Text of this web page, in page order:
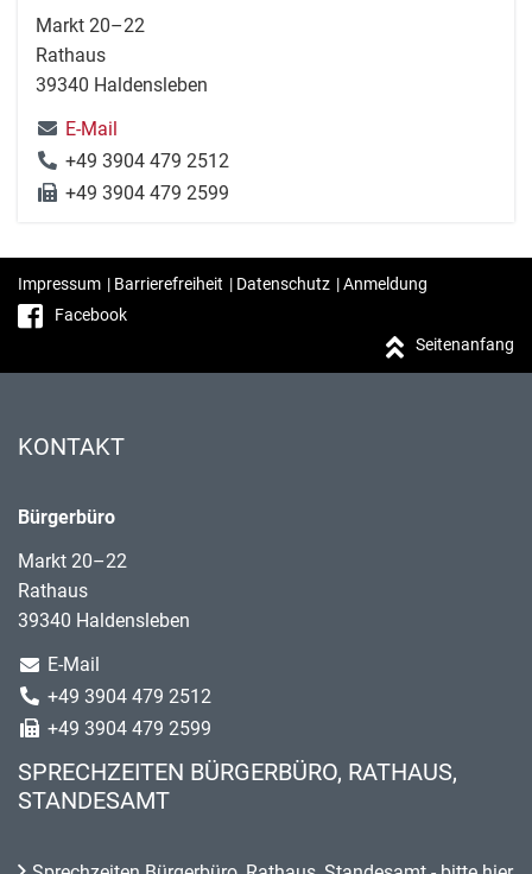
Markt 20–22
Rathaus
39340 Haldensleben
E-Mail
+49 3904 479 2512
+49 3904 479 2599
Impressum | Barrierefreiheit | Datenschutz |Anmeldung
Facebook
Seitenanfang
KONTAKT
Bürgerbüro
Markt 20–22
Rathaus
39340 Haldensleben
E-Mail
+49 3904 479 2512
+49 3904 479 2599
SPRECHZEITEN BÜRGERBÜRO, RATHAUS,
STANDESAMT